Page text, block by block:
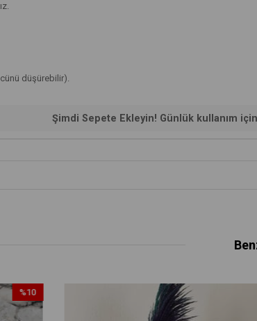
düşürebilir).
Şimdi Sepete Ekleyin! Günlük kullanım
%10
İndirim